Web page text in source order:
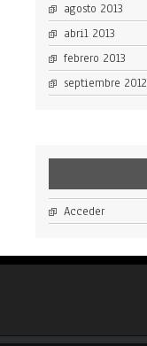
agosto 2013
abril 2013
febrero 2013
septiembre 2012
Acceder